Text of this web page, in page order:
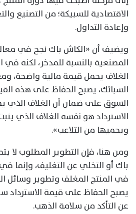
الاقتصادية للسبيكة؛ من التصنيع
وإعادة التداول.
ويضيف أن «الكاش باك نجح في
المصنعية بالنسبة للمدخر، لكنه
الغلاف يحمل قيمة مالية واضحة،
السبائك، يصبح الحفاظ على هذه
السوق على ضمان أن الغلاف الذي
الاسترداد هو نفسه الغلاف الذي
ويحميها من التلاعب».
ومن هنا، فإن التطوير المطلوب لا
باك أو التخلي عن التغليف، وإنما
في المنتج المغلف وتطوير وسائل
يصبح الحفاظ على قيمة الاسترداد
عن التأكد من سلامة الذهب.